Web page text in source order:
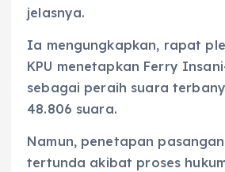
jelasnya.
Ia mengungkapkan, rapat
KPU menetapkan Ferry
sebagai peraih suara
48.806 suara.
Namun, penetapan
tertunda akibat proses